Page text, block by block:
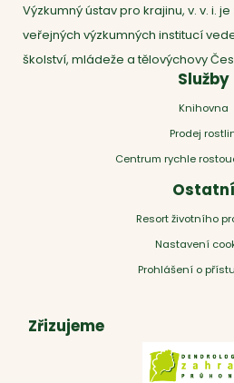
Výzkumný ústav pro krajinu, v. v. i.
veřejných výzkumných institucí
školství, mládeže a tělovýchovy
Služby
Knihovna
Prodej
Centrum rychle
Ostatní
Resort životního
Nastavení
Prohlášení o
Zřizujeme